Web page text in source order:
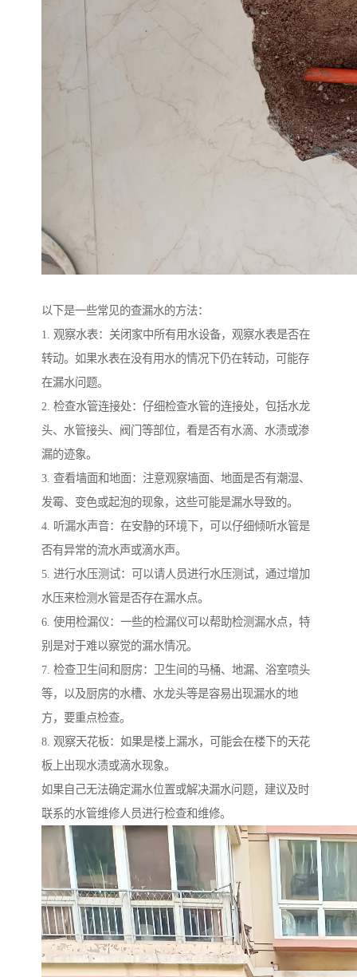
以下是一些常见的查漏水的方法：
1. 观察水表：关闭家中所有用水设备，观察水表是否在
转动。如果水表在没有用水的情况下仍在转动，可能存
在漏水问题。
2. 检查水管连接处：仔细检查水管的连接处，包括水龙
头、水管接头、阀门等部位，看是否有水滴、水渍或渗
漏的迹象。
3. 查看墙面和地面：注意观察墙面、地面是否有潮湿、
发霉、变色或起泡的现象，这些可能是漏水导致的。
4. 听漏水声音：在安静的环境下，可以仔细倾听水管是
否有异常的流水声或滴水声。
5. 进行水压测试：可以请人员进行水压测试，通过增加
水压来检测水管是否存在漏水点。
6. 使用检漏仪：一些的检漏仪可以帮助检测漏水点，特
别是对于难以察觉的漏水情况。
7. 检查卫生间和厨房：卫生间的马桶、地漏、浴室喷头
等，以及厨房的水槽、水龙头等是容易出现漏水的地
方，要重点检查。
8. 观察天花板：如果是楼上漏水，可能会在楼下的天花
板上出现水渍或滴水现象。
如果自己无法确定漏水位置或解决漏水问题，建议及时
联系的水管维修人员进行检查和维修。